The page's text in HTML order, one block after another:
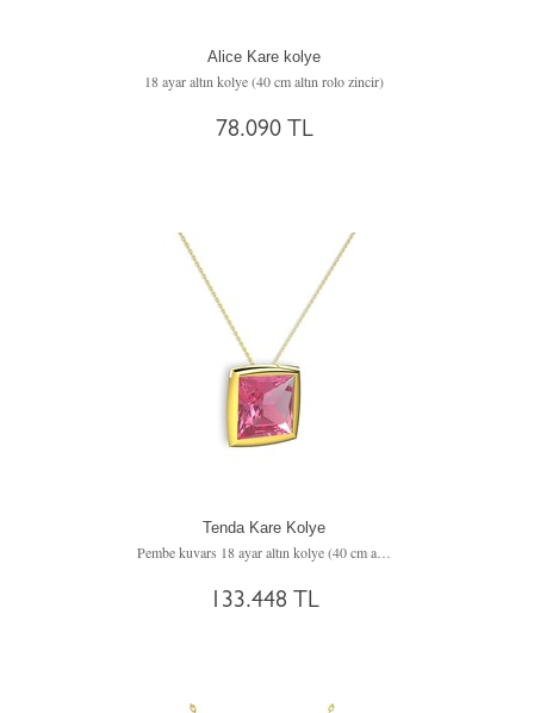
Alice Kare kolye
18 ayar altın kolye (40 cm altın rolo zincir)
78.090 TL
Tenda Kare Kolye
Pembe kuvars 18 ayar altın kolye (40 cm altın rolo zincir)
133.448 TL